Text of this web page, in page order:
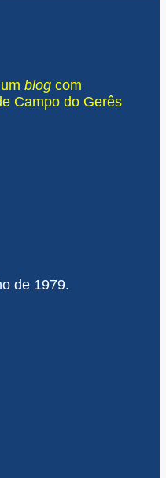
blog com
Campo do Gerês
de 1979.